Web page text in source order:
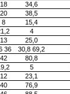
18 34,6
20 38,5
8 15,4
4
13 25,0
36 30,8 69,2
42 80,8
5
12 23,1
40 76,9